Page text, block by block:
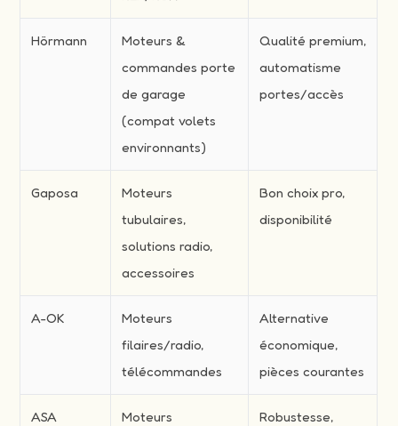
Hörmann
Moteurs &
commandes porte
de garage
(compat volets
environnants)
Qualité premium,
automatisme
portes/accès
Gaposa
Moteurs
tubulaires,
solutions radio,
accessoires
Bon choix pro,
disponibilité
A-OK
Moteurs
filaires/radio,
télécommandes
Alternative
économique,
pièces courantes
ASA
Moteurs
Robustesse,